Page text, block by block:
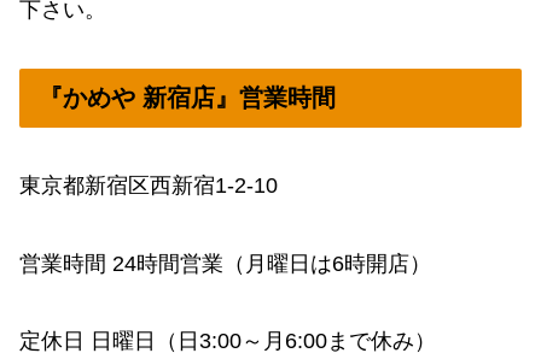
下さい。
『かめや 新宿店』営業時間
東京都新宿区西新宿1-2-10
営業時間 24時間営業（月曜日は6時開店）
定休日 日曜日（日3:00～月6:00まで休み）